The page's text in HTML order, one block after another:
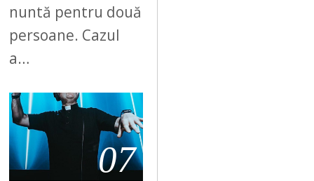
nuntă pentru două
persoane. Cazul
a…
07